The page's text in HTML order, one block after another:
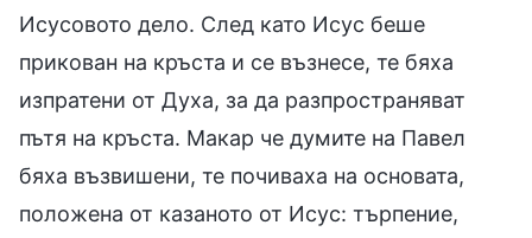
Исусовото дело. След като Исус беше
прикован на кръста и се възнесе, те бяха
изпратени от Духа, за да разпространяват
пътя на кръста. Макар че думите на Павел
бяха възвишени, те почиваха на основата,
положена от казаното от Исус: търпение,